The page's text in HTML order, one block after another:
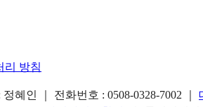
리 방침
혜인 ｜ 전화번호 : 0508-0328-7002